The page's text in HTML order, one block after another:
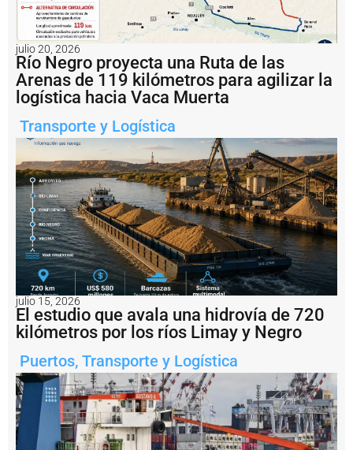
o
R
o
s
a
ri
o
c
n
v
e
r
ti
r
s
e
r
a
l
m
n
t
e
e
n
julio 20, 2026
Río Negro proyecta una Ruta de las
Arenas de 119 kilómetros para agilizar la
logística hacia Vaca Muerta
Transporte y Logística
julio 15, 2026
El estudio que avala una hidrovía de 720
kilómetros por los ríos Limay y Negro
Puertos, Transporte y Logística